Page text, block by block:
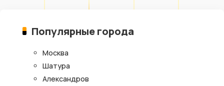
Популярные города
Москва
Шатура
Александров